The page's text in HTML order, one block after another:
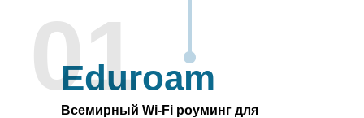
Eduroam
01
Всемирный Wi-Fi роуминг для